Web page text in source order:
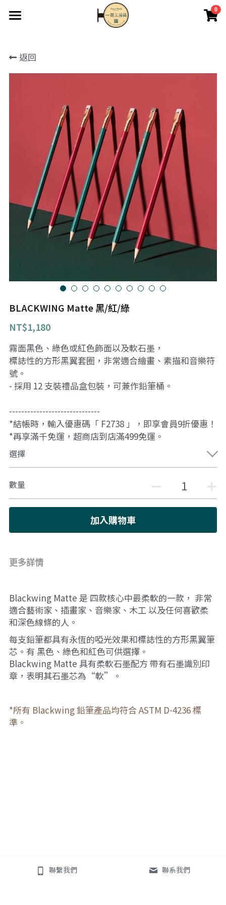
0
關於我們
2F藝品畫廊
英國if文創
經銷批發
商店
登錄
搜索
fb
返回
BLACKWING Matte 黑/紅/綠
NT$1,180
霧面黑色、綠色或紅色飾面以及軟石墨，
標誌性的方形黑翼套圈，非常適合繪畫、素描和音樂符
號。
- 採用 12 支裝禮品盒包裝，可兼作鉛筆桶。
------------------------------
*結帳時，輸入優惠碼「 F2738 」，即享會員9折優惠！
*再享滿千免運，超商店到店滿499免運。
選擇
數量
加入購物車
更多詳情
Blackwing Matte 是 四款核心中最柔軟的一款， 非常
適合藝術家、插畫家、音樂家、木工 以及任何喜歡柔
和深色線條的人。
每支鉛筆都具有永恆的啞光效果和標誌性的方形黑翼筆
芯。有 黑色、綠色和紅色可供選擇。
Blackwing Matte 具有柔軟石墨配方 帶有石墨識別印
章，表明其石墨芯為“軟”。
*所有 Blackwing 鉛筆產品均符合 ASTM D-4236 標
準。
×
商品分類
所有商品分類
聯繫我們 聯系我們